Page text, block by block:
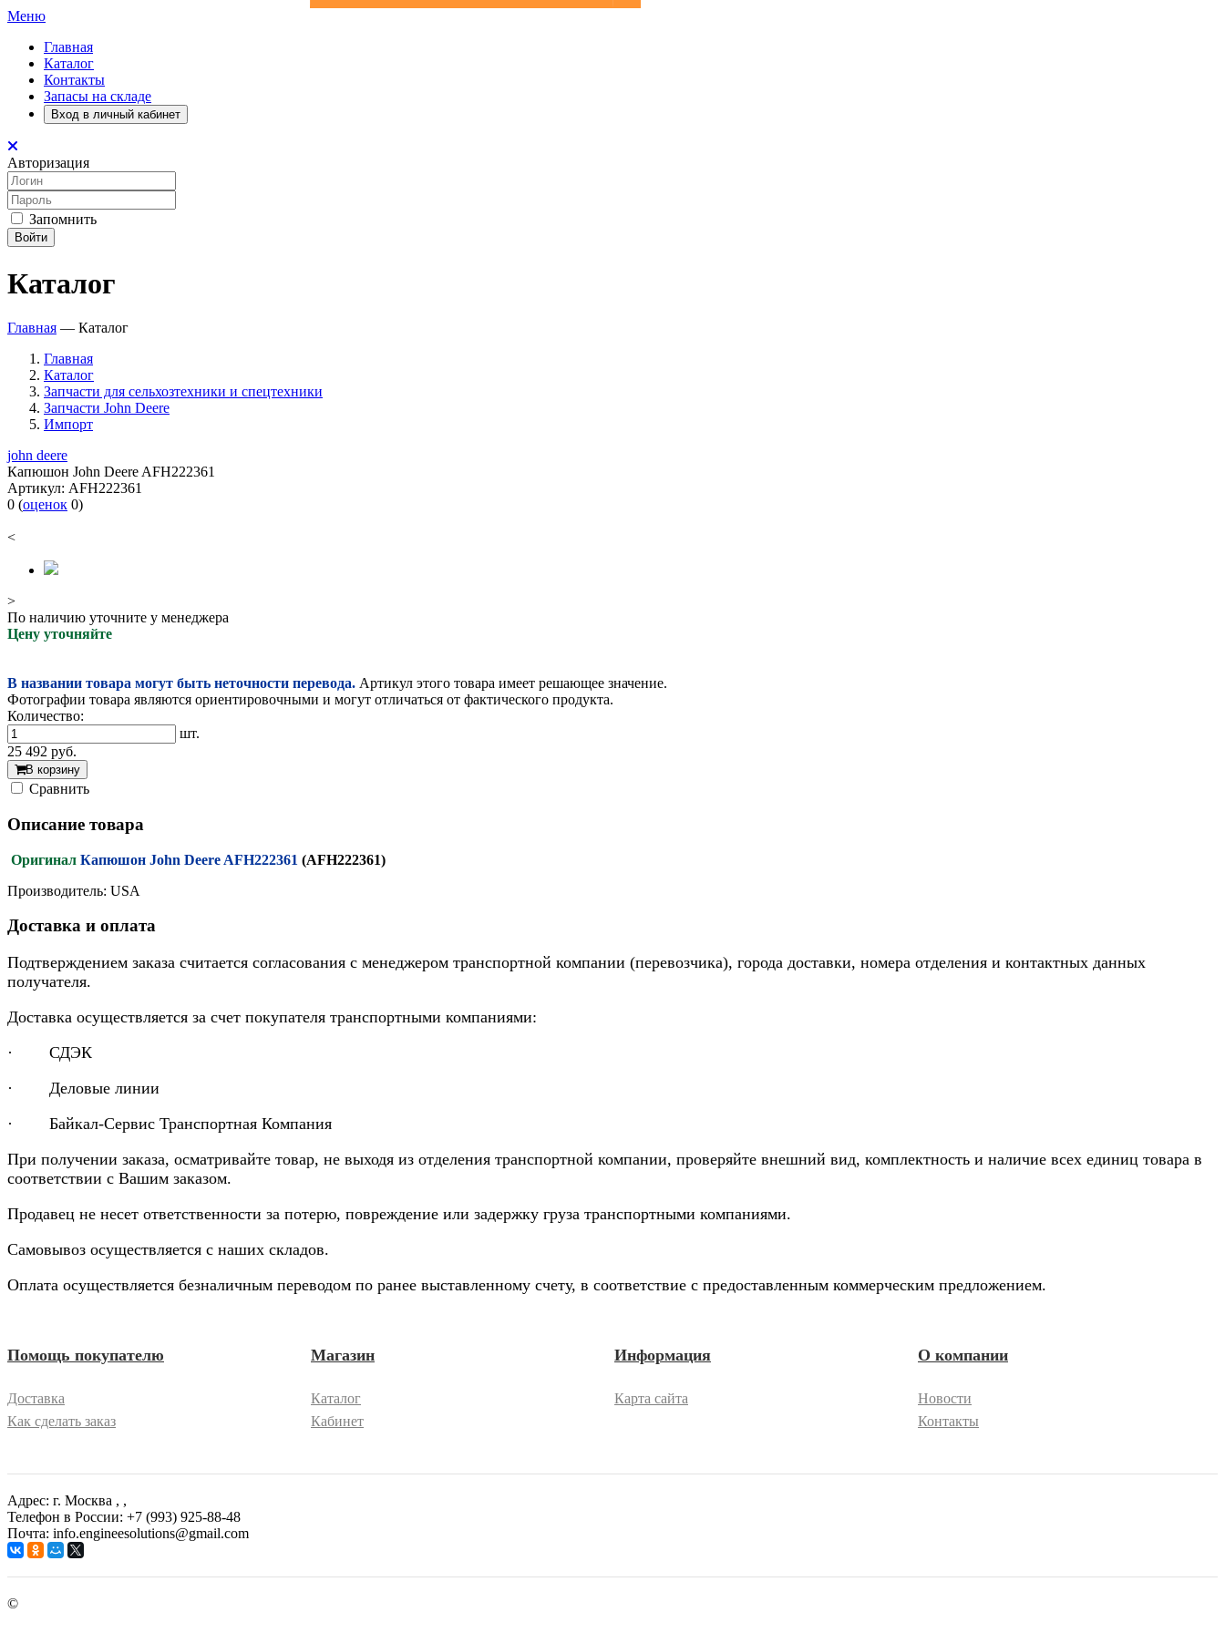
Меню
Главная
Каталог
Контакты
Запасы на складе
Вход в личный кабинет
Авторизация
Запомнить
Войти
Каталог
Главная — Каталог
Главная
Каталог
Запчасти для сельхозтехники и спецтехники
Запчасти John Deere
Импорт
john deere
Капюшон John Deere AFH222361
Артикул: AFH222361
0 (оценок 0)
<
>
По наличию уточните у менеджера
Цену уточняйте
В названии товара могут быть неточности перевода. Артикул этого товара имеет решающее значение.
Фотографии товара являются ориентировочными и могут отличаться от фактического продукта.
Количество:
шт.
25 492 руб.
В корзину
Cравнить
Описание товара
Оригинал Капюшон John Deere AFH222361 (AFH222361)
Производитель: USA
Доставка и оплата
Подтверждением заказа считается согласования с менеджером транспортной компании (перевозчика), города доставки, номера отделения и контактных данных
получателя.
Доставка осуществляется за счет покупателя транспортными компаниями:
· СДЭК
· Деловые линии
· Байкал-Сервис Транспортная Компания
При получении заказа, осматривайте товар, не выходя из отделения транспортной компании, проверяйте внешний вид, комплектность и наличие всех единиц товара в
соответствии с Вашим заказом.
Продавец не несет ответственности за потерю, повреждение или задержку груза транспортными компаниями.
Самовывоз осуществляется с наших складов.
Оплата осуществляется безналичным переводом по ранее выставленному счету, в соответствие с предоставленным коммерческим предложением.
Помощь покупателю
Доставка
Как сделать заказ
Магазин
Каталог
Кабинет
Информация
Карта сайта
О компании
Новости
Контакты
Адрес: г. Москва , ,
Телефон в России: +7 (993) 925-88-48
Почта: info.engineesolutions@gmail.com
©